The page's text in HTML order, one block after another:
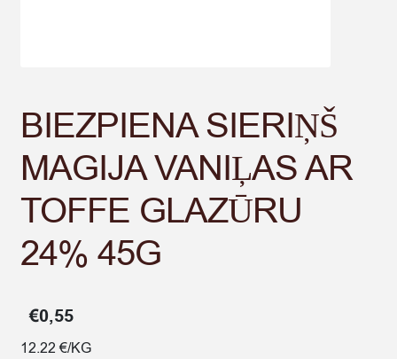
BIEZPIENA SIERIŅŠ
MAGIJA VANIĻAS AR
TOFFE GLAZŪRU
24% 45G
€0,55
12.22 €/KG